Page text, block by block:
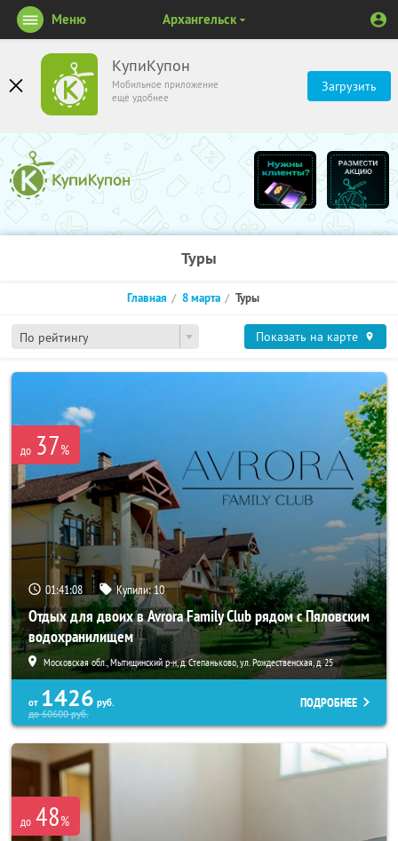
КупиКупон
Мобильное приложение
ещё удобнее
Загрузить
Меню Архангельск
Туры
По рейтингу
Главная 8 марта Туры
Показать на карте
до 37%
01:41:07 Купили:10
Отдых для двоих в Avrora Family Club рядом с Пяловским
водохранилищем
Московская обл., Мытищинский р-н, д. Степаньково, ул. Рождественская, д. 25
от 1426 руб.
до60600руб.
ПОДРОБНЕЕ
до 48%